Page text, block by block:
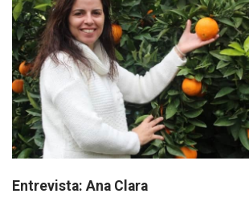
Entrevista: Ana Clara